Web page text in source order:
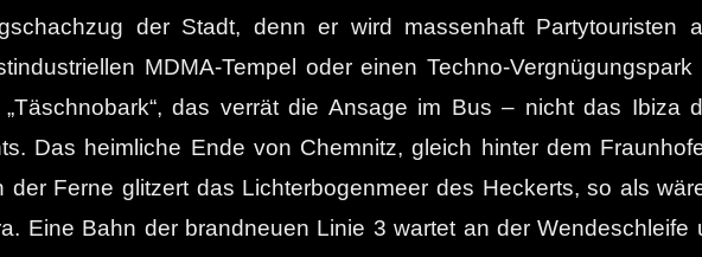
der Stadt, denn er wird massenhaft
MDMA-Tempel oder einen Techno-
das verrät die Ansage im Bus – nicht das Ibiza
Das heimliche Ende von Chemnitz, gleich hinter dem
der Ferne glitzert das Lichterbogenmeer des Heckerts, so als
Eine Bahn der brandneuen Linie 3 wartet an der